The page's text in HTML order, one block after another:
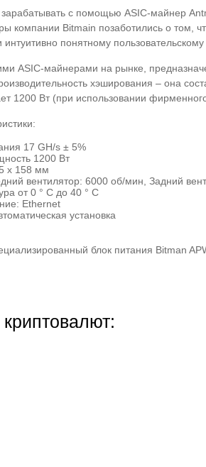
зарабатывать с помощью ASIC-майнер
компании Bitmain позаботились о том,
понятному
ASIC-майнерами на рынке,
хэширования – она
1200 Вт (при использовании
17 GH/s ± 5%
1200 Вт
x 158 мм
вентилятор: 6000 об/мин, Задний
от 0 ° C до 40 ° C
Ethernet
установка
блок питания Bitman